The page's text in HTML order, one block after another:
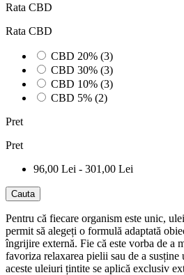
Rata CBD
Rata CBD
CBD 20% (3)
CBD 30% (3)
CBD 10% (3)
CBD 5% (2)
Pret
Pret
96,00 Lei - 301,00 Lei
Cauta
Pentru că fiecare organism este unic,
permit să alegeți o formulă adaptată
îngrijire externă. Fie că este vorba de a
favoriza relaxarea pielii sau de a
aceste uleiuri țintite se aplică exclusiv